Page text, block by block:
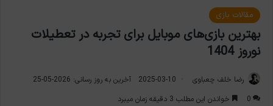
مقالات بازی
بهترین بازی‌های موبایل برای تجربه در تعطیلات
نوروز 1404
رضا خلف چعباوی 2025-03-10
آخرین به روز رسانی: 2026-05-25
0
خواندن این مطلب 3 دقیقه زمان میبرد